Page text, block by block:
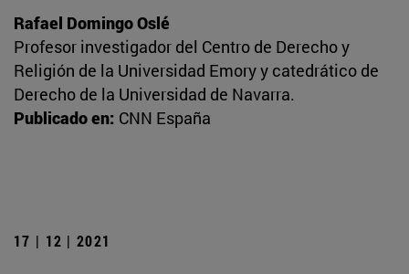
Rafael Domingo Oslé
Profesor investigador del Centro de Derecho y
Religión de la Universidad Emory y catedrático de
Derecho de la Universidad de Navarra.
Publicado en: CNN España
17 | 12 | 2021